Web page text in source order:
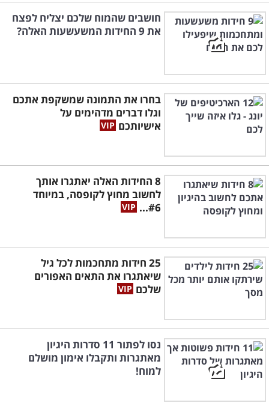
חושבים שהמוח שלכם יצליח לפצח
את 9 החידות המשעשעות האלה?
בחרו את התמונה שמשקפת אתכם
וגלו דברים מדהימים על
אישיותכם
8 החידות האלה יאתגרו אותך
לחשוב מחוץ לקופסה, במיוחד
#6...
25 חידות מתחכמות לכל גיל
שיאתגרו את התאים האפורים
שלכם
נסו לפתור 11 סדרות היגיון
מאתגרות ותקבלו אימון מושלם
למוח!